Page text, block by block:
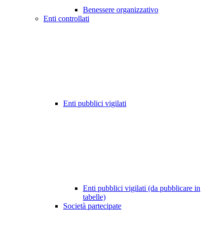
Benessere organizzativo
Enti controllati
Enti pubblici vigilati
Enti pubblici vigilati (da pubblicare in
tabelle)
Società partecipate